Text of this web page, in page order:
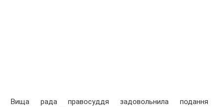
Вища рада правосуддя задовольнила подання